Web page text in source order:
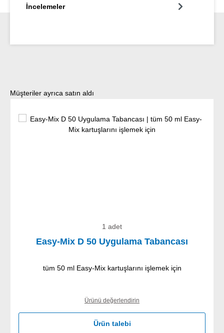
İncelemeler
Ürün galerisini atla
Müşteriler ayrıca satın aldı
1 adet
Easy-Mix D 50 Uygulama Tabancası
tüm 50 ml Easy-Mix kartuşlarını işlemek için
Ürünü değerlendirin
Ürün talebi